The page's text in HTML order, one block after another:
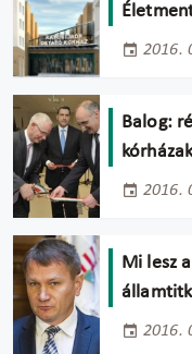
2016.
Balog:
2016.
Mi lesz
2016.